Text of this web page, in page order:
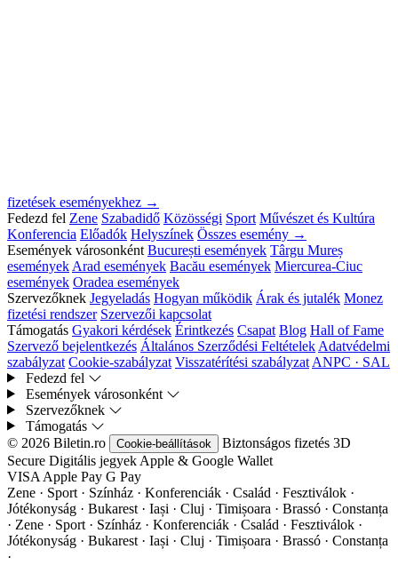
fizetések eseményekhez →
Fedezd fel Zene Szabadidő Közösségi Sport Művészet és Kultúra
Konferencia Előadók Helyszínek Összes esemény →
Események városonként București események Târgu Mureș
események Arad események Bacău események Miercurea-Ciuc
események Oradea események
Szervezőknek Jegyeladás Hogyan működik Árak és jutalék Monez
fizetési rendszer Szervezői kapcsolat
Támogatás Gyakori kérdések Érintkezés Csapat Blog Hall of Fame
Szervező bejelentkezés Általános Szerződési Feltételek Adatvédelmi
szabályzat Cookie-szabályzat Visszatérítési szabályzat ANPC · SAL
Fedezd fel
Események városonként
Szervezőknek
Támogatás
© 2026 Biletin.ro
Cookie-beállítások Biztonságos fizetés 3D
Secure Digitális jegyek Apple & Google Wallet
VISA Apple Pay G Pay
Zene · Sport · Színház · Konferenciák · Család · Fesztiválok ·
Jótékonyság · Bukarest · Iași · Cluj · Timișoara · Brassó · Constanța
· Zene · Sport · Színház · Konferenciák · Család · Fesztiválok ·
Jótékonyság · Bukarest · Iași · Cluj · Timișoara · Brassó · Constanța
·